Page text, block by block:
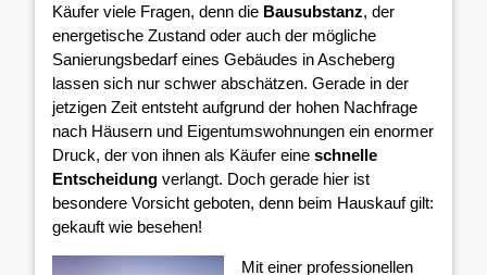
Käufer viele Fragen, denn die Bausubstanz, der
energetische Zustand oder auch der mögliche
Sanierungsbedarf eines Gebäudes in Ascheberg
lassen sich nur schwer abschätzen. Gerade in der
jetzigen Zeit entsteht aufgrund der hohen Nachfrage
nach Häusern und Eigentumswohnungen ein enormer
Druck, der von ihnen als Käufer eine schnelle
Entscheidung verlangt. Doch gerade hier ist
besondere Vorsicht geboten, denn beim Hauskauf gilt:
gekauft wie besehen!
Mit einer professionellen